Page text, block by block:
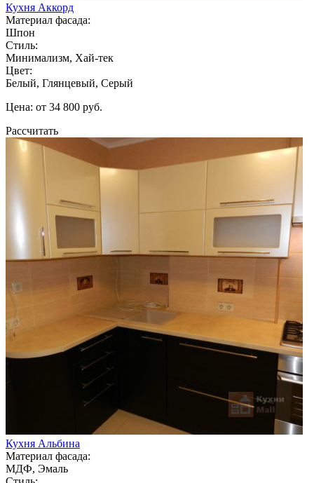
Кухня Аккорд
Материал фасада:
Шпон
Стиль:
Минимализм, Хай-тек
Цвет:
Белый, Глянцевый, Серый
Цена: от 34 800 руб.
Рассчитать
Кухня Альбина
Материал фасада:
МДФ, Эмаль